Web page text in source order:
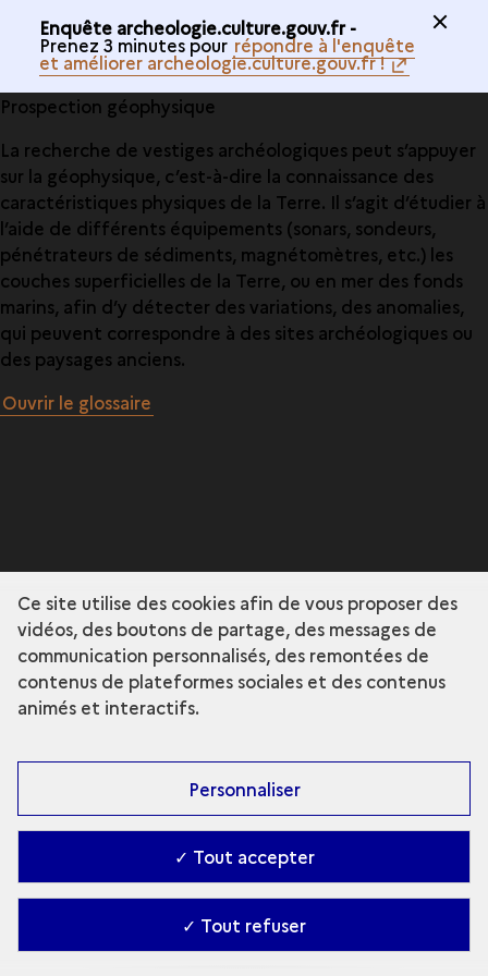
Enquête archeologie.culture.gouv.fr -
Prenez 3 minutes pour répondre à l'enquête
et améliorer archeologie.culture.gouv.fr !
Prospection géophysique
La recherche de vestiges archéologiques peut s’appuyer
sur la géophysique, c’est-à-dire la connaissance des
caractéristiques physiques de la Terre. Il s’agit d’étudier à
l’aide de différents équipements (sonars, sondeurs,
pénétrateurs de sédiments, magnétomètres, etc.) les
couches superficielles de la Terre, ou en mer des fonds
marins, afin d’y détecter des variations, des anomalies,
qui peuvent correspondre à des sites archéologiques ou
des paysages anciens.
Ouvrir le glossaire
Ce site utilise des cookies afin de vous proposer des
vidéos, des boutons de partage, des messages de
communication personnalisés, des remontées de
contenus de plateformes sociales et des contenus
animés et interactifs.
Personnaliser
✓ Tout accepter
✓ Tout refuser